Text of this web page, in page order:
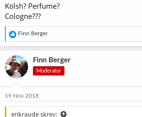
Kölsh? Perfume?
Cologne???
R
e
a
k
s
j
o
e
Finn Berger
Finn Berger
Moderator
19 Nov 2018
erikraude skrev: